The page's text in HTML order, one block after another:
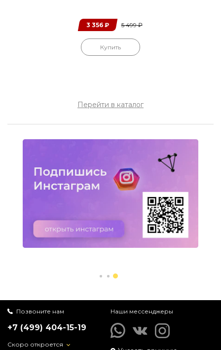
3 356₽ 5 499₽
Купить
Перейти в каталог
Позвоните нам
+7 (499) 404-15-19
Скоро откроется
Наши мессенджеры